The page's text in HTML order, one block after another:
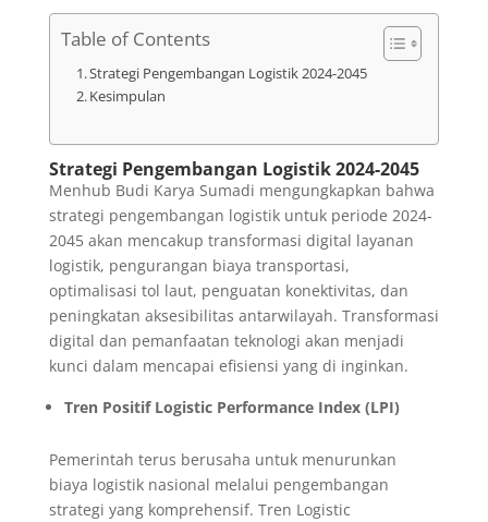
Table of Contents
Strategi Pengembangan Logistik 2024-2045
Kesimpulan
Strategi Pengembangan Logistik 2024-2045
Menhub Budi Karya Sumadi mengungkapkan bahwa
strategi pengembangan logistik untuk periode 2024-
2045 akan mencakup transformasi digital layanan
logistik, pengurangan biaya transportasi,
optimalisasi tol laut, penguatan konektivitas, dan
peningkatan aksesibilitas antarwilayah. Transformasi
digital dan pemanfaatan teknologi akan menjadi
kunci dalam mencapai efisiensi yang di inginkan.
Tren Positif Logistic Performance Index (LPI)
Pemerintah terus berusaha untuk menurunkan
biaya logistik nasional melalui pengembangan
strategi yang komprehensif. Tren Logistic